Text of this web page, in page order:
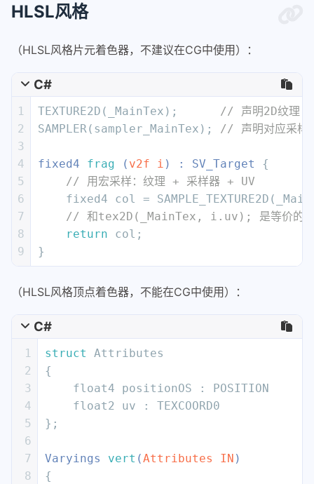
HLSL风格
（HLSL风格片元着色器，不建议在CG中使用）：
C#
1
2
3
4
5
6
7
8
9
TEXTURE2D(_MainTex); // 声明2D纹理
SAMPLER(sampler_MainTex); // 声明对应采样
fixed4 frag ( v2f i ) : SV_Target
{
// 用宏采样：纹理 + 采样器 + UV
fixed4 col =
// 和tex2D(_MainTex, i.uv); 是等价的
return col;
}
（HLSL风格顶点着色器，不能在CG中使用）：
C#
1
2
3
4
5
6
7
8
struct
Attributes
{
    float4 positionOS : POSITION
    float2 uv : TEXCOORD0
};
Varyings vert (Attributes IN )
{